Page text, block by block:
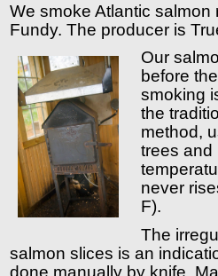
We smoke Atlantic salmon
Fundy. The producer is
Our
before
smoking
the
method,
trees and
never
F).
The
salmon slices is an
done manually by knife.